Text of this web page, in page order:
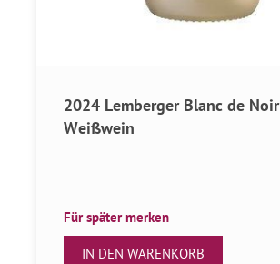
2024 Lemberger Blanc de Noir
Weißwein
Für später merken
IN DEN WARENKORB